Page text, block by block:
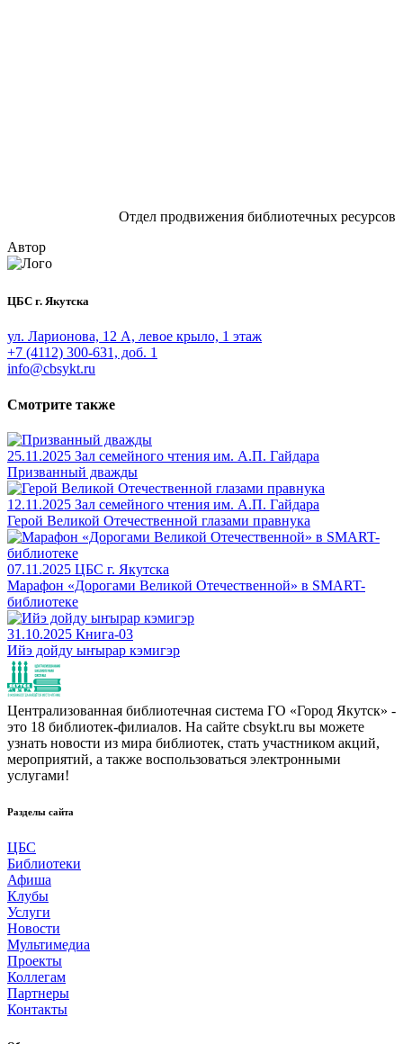
Отдел продвижения библиотечных ресурсов
Автор
ЦБС г. Якутска
ул. Ларионова, 12 А, левое крыло, 1 этаж
+7 (4112) 300-631, доб. 1
info@cbsykt.ru
Смотрите также
25.11.2025 Зал семейного чтения им. А.П. Гайдара
Призванный дважды
12.11.2025 Зал семейного чтения им. А.П. Гайдара
Герой Великой Отечественной глазами правнука
07.11.2025 ЦБС г. Якутска
Марафон «Дорогами Великой Отечественной» в SMART-
библиотеке
31.10.2025 Книга-03
Ийэ дойду ыҥырар кэмигэр
Централизованная библиотечная система ГО «Город Якутск» -
это 18 библиотек-филиалов. На сайте cbsykt.ru вы можете
узнать новости из мира библиотек, стать участником акций,
мероприятий, а также воспользоваться электронными
услугами!
Разделы сайта
ЦБС
Библиотеки
Афиша
Клубы
Услуги
Новости
Мультимедиа
Проекты
Коллегам
Партнеры
Контакты